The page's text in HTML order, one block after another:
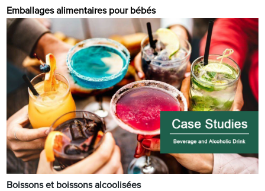
Emballages alimentaires pour bébés
Boissons et boissons alcoolisées